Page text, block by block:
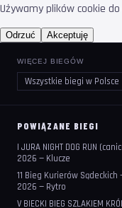
Używamy plików cookie
Odrzuć Akceptuję
WIĘCEJ BIEGÓW
Wszystkie biegi w Polsce
POWIĄZANE BIEGI
I JURA NIGHT DOG RUN
2026 — Klucze
11 Bieg Kurierów
2026 — Rytro
V BIECKI BIEG SZLAKIEM